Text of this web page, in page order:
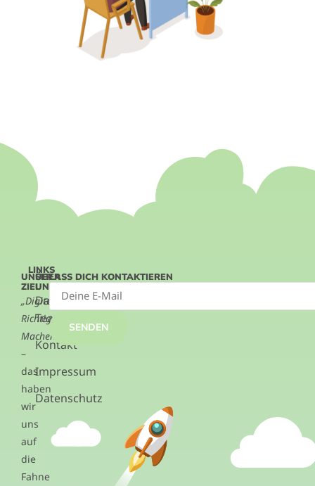
UNSER
ZIEL
„Digitalisierung.
Richtig.
Machen.“
–
das
haben
wir
uns
auf
die
Fahne
LINKS
ÜBER
UNS
Das
Team
Kontakt
Impressum
Datenschutz
LASS DICH KONTAKTIEREN
SENDEN